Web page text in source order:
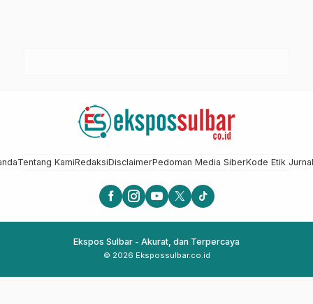
Tentang KamiRedaksiDisclaimerPedoman Media SiberKode Etik
Ekspos Sulbar - Akurat, dan Terpercaya
© 2026 Ekspossulbar.co.id